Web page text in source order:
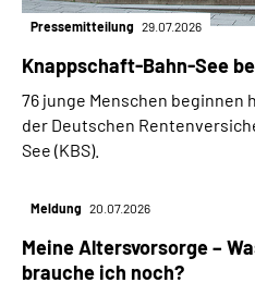
Pressemitteilung 29.07.2026
Knappschaft-Bahn-See
76 junge Menschen beginnen
der Deutschen
See (KBS).
Meldung 20.07.2026
Meine Altersvorsorge –
brauche ich noch?